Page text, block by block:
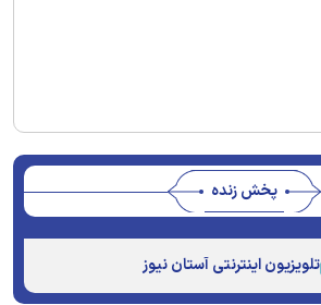
پخش زنده
تلویزیون اینترنتی آستان نیوز